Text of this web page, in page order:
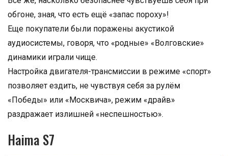
обгоне, зная, что есть ещё «запас пороху»!
Еще покупатели были поражены акустикой
аудиосистемы, говоря, что «родные» «Волговские»
динамики играли чище.
Настройка двигателя-трансмиссии в режиме «спорт»
позволяет ездить, не чувствуя себя за рулём
«Победы» или «Москвича», режим «драйв»
раздражает излишней «неспешностью».
Haima S7